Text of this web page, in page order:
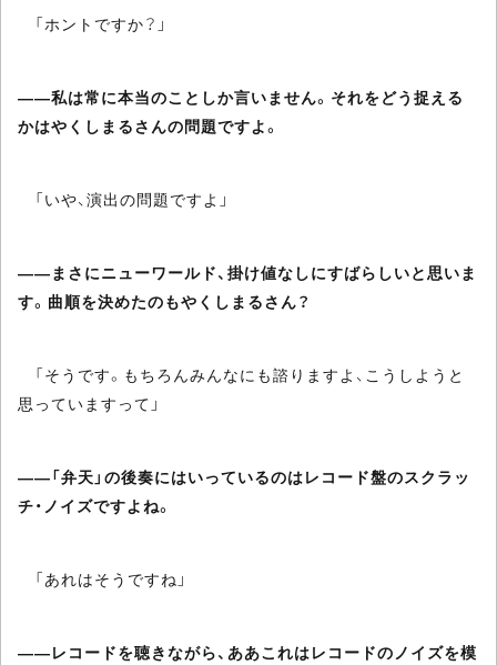
「ホントですか？」
――私は常に本当のことしか言いません。それをどう捉える
かはやくしまるさんの問題ですよ。
「いや、演出の問題ですよ」
――まさにニューワールド、掛け値なしにすばらしいと思いま
す。曲順を決めたのもやくしまるさん？
「そうです。もちろんみんなにも諮りますよ、こうしようと
思っていますって」
――「弁天」の後奏にはいっているのはレコード盤のスクラッ
チ・ノイズですよね。
「あれはそうですね」
――レコードを聴きながら、ああこれはレコードのノイズを模